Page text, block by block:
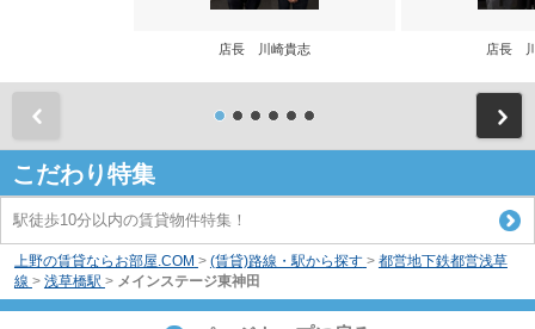
店長 川崎貴志 店長
こだわり特集
駅徒歩10分以内の賃貸物件特集！
上野の賃貸ならお部屋.COM > (賃貸)路線・駅から探す > 都営地下鉄都営浅草
線 > 浅草橋駅 > メインステージ東神田